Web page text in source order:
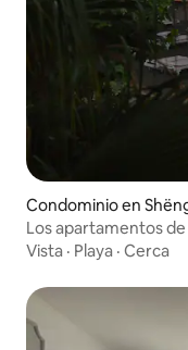
Condominio en
Los apartamentos
Vista · Playa · Cerca